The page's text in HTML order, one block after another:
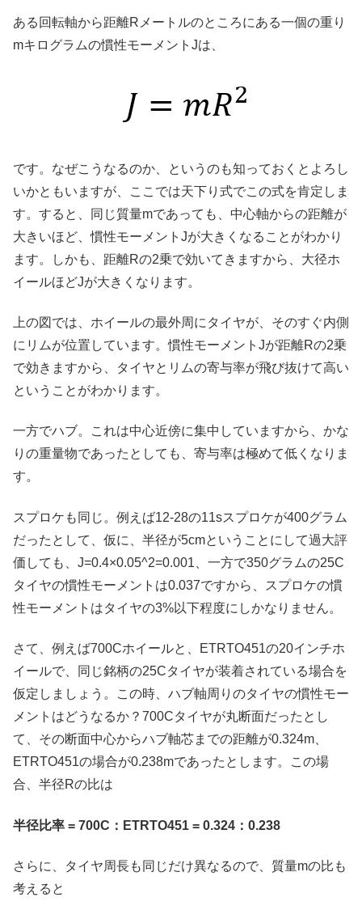
ある回転軸から距離Rメートルのところにある一個の重り
mキログラムの慣性モーメントJは、
です。なぜこうなるのか、というのも知っておくとよろし
いかともいますが、ここでは天下り式でこの式を肯定しま
す。すると、同じ質量mであっても、中心軸からの距離が
大きいほど、慣性モーメントJが大きくなることがわかり
ます。しかも、距離Rの2乗で効いてきますから、大径ホ
イールほどJが大きくなります。
上の図では、ホイールの最外周にタイヤが、そのすぐ内側
にリムが位置しています。慣性モーメントJが距離Rの2乗
で効きますから、タイヤとリムの寄与率が飛び抜けて高い
ということがわかります。
一方でハブ。これは中心近傍に集中していますから、かな
りの重量物であったとしても、寄与率は極めて低くなりま
す。
スプロケも同じ。例えば12-28の11sスプロケが400グラム
だったとして、仮に、半径が5cmということにして過大評
価しても、J=0.4×0.05^2=0.001、一方で350グラムの25C
タイヤの慣性モーメントは0.037ですから、スプロケの慣
性モーメントはタイヤの3%以下程度にしかなりません。
さて、例えば700Cホイールと、ETRTO451の20インチホ
イールで、同じ銘柄の25Cタイヤが装着されている場合を
仮定しましょう。この時、ハブ軸周りのタイヤの慣性モー
メントはどうなるか？700Cタイヤが丸断面だったとし
て、その断面中心からハブ軸芯までの距離が0.324m、
ETRTO451の場合が0.238mであったとします。この場
合、半径Rの比は
半径比率 = 700C：ETRTO451 = 0.324：0.238
さらに、タイヤ周長も同じだけ異なるので、質量mの比も
考えると